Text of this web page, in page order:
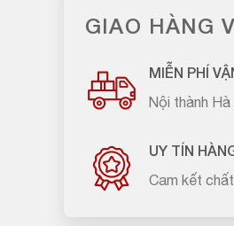
GIAO HÀNG
MIỄN PHÍ
Nội thành Hà
UY TÍN
Cam kết